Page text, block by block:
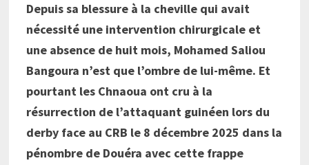
Depuis sa blessure à la cheville qui avait
nécessité une intervention chirurgicale et
une absence de huit mois, Mohamed Saliou
Bangoura n’est que l’ombre de lui-même. Et
pourtant les Chnaoua ont cru à la
résurrection de l’attaquant guinéen lors du
derby face au CRB le 8 décembre 2025 dans la
pénombre de Douéra avec cette frappe